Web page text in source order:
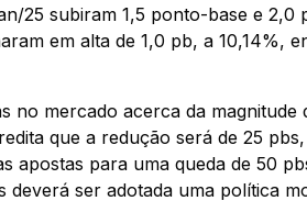
25 subiram 1,5 ponto-base e 2,0
em alta de 1,0 pb, a 10,14%,
no mercado acerca da
que a redução será de 25
apostas para uma queda de 50
ser adotada uma política